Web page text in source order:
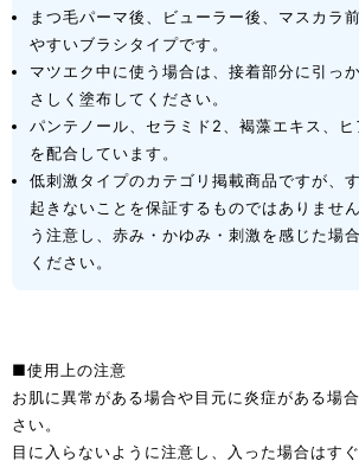
まつ毛パーマ後、ビューラー後、マスカラ
やすいブラシタイプです。
マツエク中に使う場合は、接着部分に引っ
さしく塗布してください。
パンテノール、セラミド2、褐藻エキス、
を配合しています。
低刺激タイプのカテゴリ掲載商品ですが、
起きないことを保証するものではありませ
う注意し、赤み・かゆみ・刺激を感じた場
ください。
■使用上の注意
お肌に異常がある場合や目元に炎症がある場
さい。
目に入らないように注意し、入った場合はす